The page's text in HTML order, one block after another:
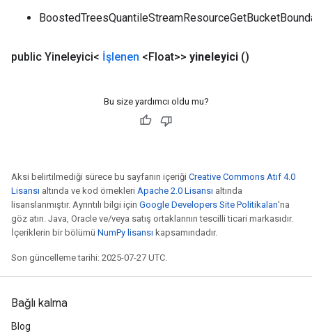
public Yineleyici< İşlenen <Float>> yineleyici ()
Bu size yardımcı oldu mu?
Aksi belirtilmediği sürece bu sayfanın içeriği Creative Commons Atıf 4.0
Lisansı altında ve kod örnekleri Apache 2.0 Lisansı altında
lisanslanmıştır. Ayrıntılı bilgi için Google Developers Site Politikaları'na
göz atın. Java, Oracle ve/veya satış ortaklarının tescilli ticari markasıdır.
İçeriklerin bir bölümü NumPy lisansı kapsamındadır.
Son güncelleme tarihi: 2025-07-27 UTC.
Bağlı kalma
Blog